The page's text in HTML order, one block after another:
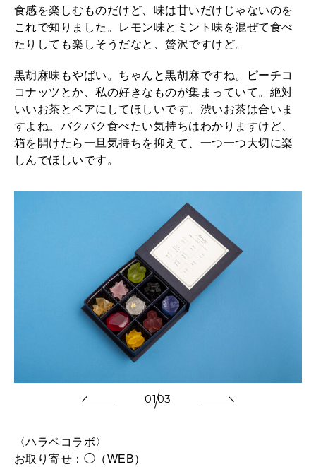
食感を楽しむものだけど、味は甘いだけじゃないのを
これで知りました。レモン味とミント味を混ぜて食べ
たりしても楽しそうだなと、贅沢ですけど。
黒胡麻味もやばい。ちゃんと黒胡麻ですね。ピーチコ
コナッツとか、私の好きなものが集まっていて。絶対
いいお茶とペアにしてほしいです。渋いお茶は合いま
すよね。バクバク食べたい気持ちはわかりますけど、
箱を開けたら一旦気持ちを抑えて、一つ一つ大切に楽
しんでほしいです。
0103
〈ハラペコラボ〉
お取り寄せ：◯（WEB）